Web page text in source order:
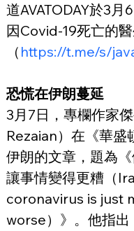
道AVATODAY於3
因Covid-19死亡的醫
（ https://t.me/s/
恐慌在伊朗蔓延
3月7日，專欄作家
Rezaian）在《華盛
伊朗的文章，題為
讓事情變得更糟（
coronavirus is just
worse）》。他指